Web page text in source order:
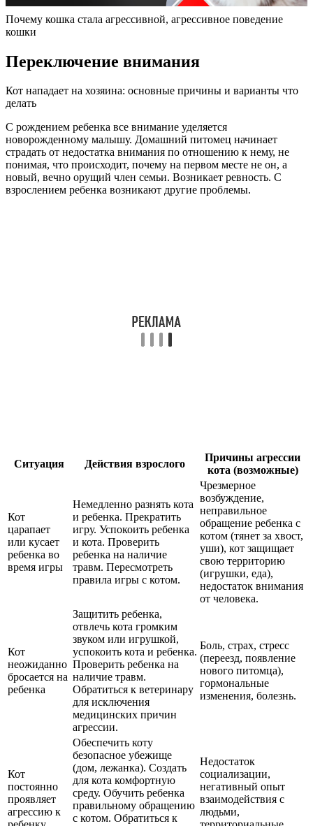
Почему кошка стала агрессивной, агрессивное поведение
кошки
Переключение внимания
Кот нападает на хозяина: основные причины и варианты что
делать
С рождением ребенка все внимание уделяется
новорожденному малышу. Домашний питомец начинает
страдать от недостатка внимания по отношению к нему, не
понимая, что происходит, почему на первом месте не он, а
новый, вечно орущий член семьи. Возникает ревность. С
взрослением ребенка возникают другие проблемы.
Ситуация Действия взрослого
Причины агрессии
кота (возможные)
Кот
царапает
или кусает
ребенка во
время игры
Немедленно разнять кота
и ребенка. Прекратить
игру. Успокоить ребенка
и кота. Проверить
ребенка на наличие
травм. Пересмотреть
правила игры с котом.
Чрезмерное
возбуждение,
неправильное
обращение ребенка с
котом (тянет за хвост,
уши), кот защищает
свою территорию
(игрушки, еда),
недостаток внимания
от человека.
Кот
неожиданно
бросается на
ребенка
Защитить ребенка,
отвлечь кота громким
звуком или игрушкой,
успокоить кота и ребенка.
Проверить ребенка на
наличие травм.
Обратиться к ветеринару
для исключения
медицинских причин
агрессии.
Боль, страх, стресс
(переезд, появление
нового питомца),
гормональные
изменения, болезнь.
Кот
постоянно
проявляет
агрессию к
Обеспечить коту
безопасное убежище
(дом, лежанка). Создать
для кота комфортную
среду. Обучить ребенка
правильному обращению
с котом. Обратиться к
Недостаток
социализации,
негативный опыт
взаимодействия с
людьми,